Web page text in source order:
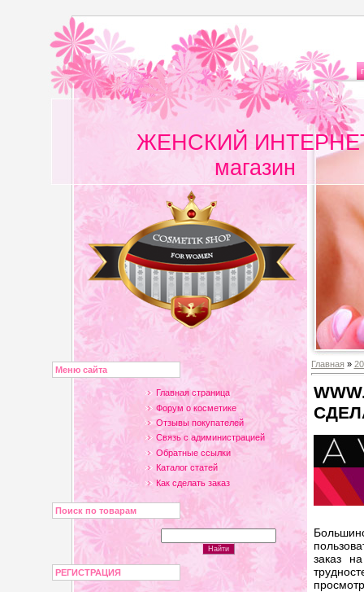
ЖЕНСКИЙ
магазин
Меню сайта
Главная страница
Форум о косметике
Отзывы покупателей
Связь с адиминистрацией
Обратные ссылки
Каталог статей
Как сделать заказ
Поиск по товарам
РЕГИСТРАЦИЯ
Главная»
заказ